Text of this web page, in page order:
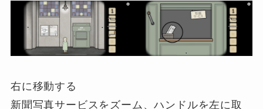
右に移動する
新聞写真サービスをズーム、ハンドルを左に取